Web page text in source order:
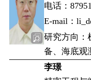
电话：
E-mail：
研究方向：
备、海底观
李璟